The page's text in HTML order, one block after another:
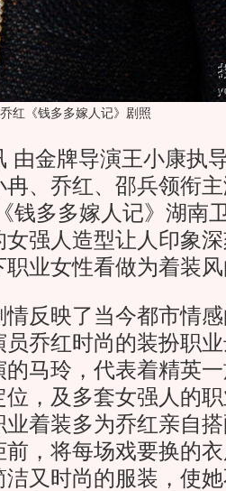
乔红《钱多多嫁人记》剧照
金牌导演王小康执
、乔红、邵兵领衔
钱多多嫁人记》湖南
强人造型让人印象
职业女性看做为着装
映了当今都市情感
乔红时尚的装扮职
的马玲，代表着精英
，及多套女强人的
业着装多为乔红亲自
，将每场戏要换的
洁又时尚的服装，使